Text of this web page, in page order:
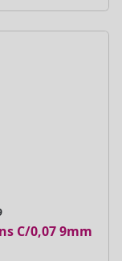
C/0,07 9mm